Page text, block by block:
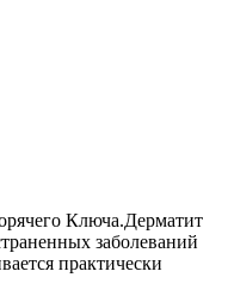
Ключа.Дерматит
заболеваний
практически